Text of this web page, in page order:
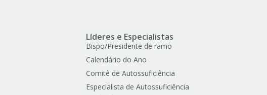
Líderes e Especialistas
Bispo/Presidente de ramo
Calendário do Ano
Comitê de Autossuficiência
Especialista de Autossuficiência